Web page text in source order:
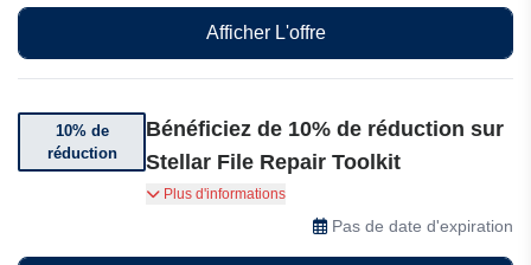
gestion complète des mots de passe,
surveillance du Dark Web et accès multi-
appareils. Ou optez pour l'abonnement à vie à
seulement 63,99$ (au lieu de 79,99$) et profitez
Afficher L'offre
10% de
réduction
Bénéficiez de 10% de réduction sur
Stellar File Repair Toolkit
Économisez 10% sur Stellar File Repair Toolkit
Plus d'informations
Pas de date d'expiration